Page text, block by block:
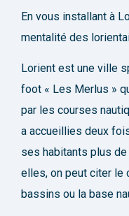
En vous installant à
mentalité des
Lorient est une ville
foot « Les Merlus »
par les courses
a accueillies deux
ses habitants plus
elles, on peut citer le
bassins ou la base